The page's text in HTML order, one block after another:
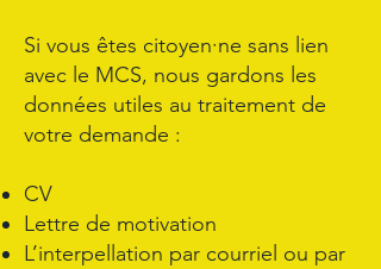
Si vous êtes citoyen·ne sans lien
avec le MCS, nous gardons les
données utiles au traitement de
votre demande :
CV
Lettre de motivation
L’interpellation par courriel ou par